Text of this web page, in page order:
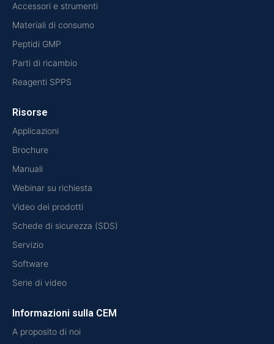
Accessori e strumenti
Materiali di consumo
Peptidi GMP
Parti di ricambio
Reagenti SPPS
Risorse
Applicazioni
Brochure
Manuali
Webinar su richiesta
Video dei prodotti
Schede di sicurezza (SDS)
Servizio
Software
Serie di video
Informazioni sulla CEM
A proposito di noi